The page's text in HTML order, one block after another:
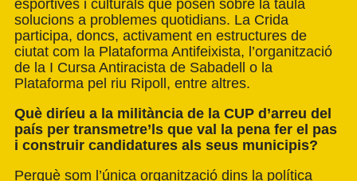
esportives i culturals que posen sobre la taula
solucions a problemes quotidians. La Crida
participa, doncs, activament en estructures de
ciutat com la Plataforma Antifeixista, l’organització
de la I Cursa Antiracista de Sabadell o la
Plataforma pel riu Ripoll, entre altres.
Què diríeu a la militància de la CUP d’arreu del
país per transmetre’ls que val la pena fer el pas
i construir candidatures als seus municipis?
Perquè som l’única organització dins la política